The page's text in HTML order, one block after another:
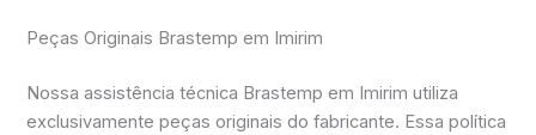
Peças Originais Brastemp em Imirim
Nossa assistência técnica Brastemp em Imirim utiliza
exclusivamente peças originais do fabricante. Essa política